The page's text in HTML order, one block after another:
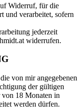
Widerruf, für die
und verarbeitet, sofern
jederzeit
widerrufen.
von mir angegebenen
der gültigen
von 18 Monaten in
werden dürfen.